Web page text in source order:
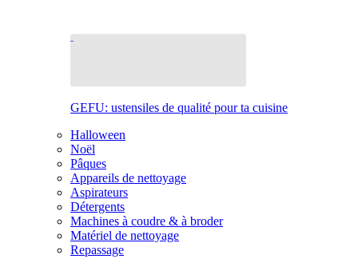
GEFU: ustensiles de qualité pour ta cuisine
Halloween
Noël
Pâques
Appareils de nettoyage
Aspirateurs
Détergents
Machines à coudre & à broder
Matériel de nettoyage
Repassage